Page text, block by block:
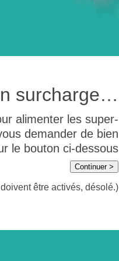
surcharge…
alimenter les super-
demander de bien
le bouton ci-dessous
Continuer >
être activés, désolé.)